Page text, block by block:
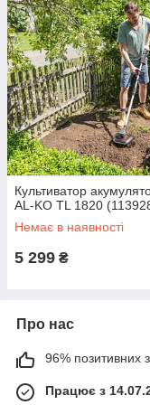
Культиватор
AL-KO TL 1820
Немає в наявності
5 299 ₴
Про нас
96% позитивних з
Працює з